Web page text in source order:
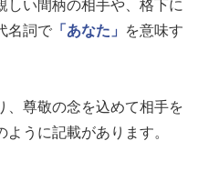
しい間柄の相手や、格下に
名詞で 「あなた」
を意味す
、尊敬の念を込めて相手を
うに記載があります。